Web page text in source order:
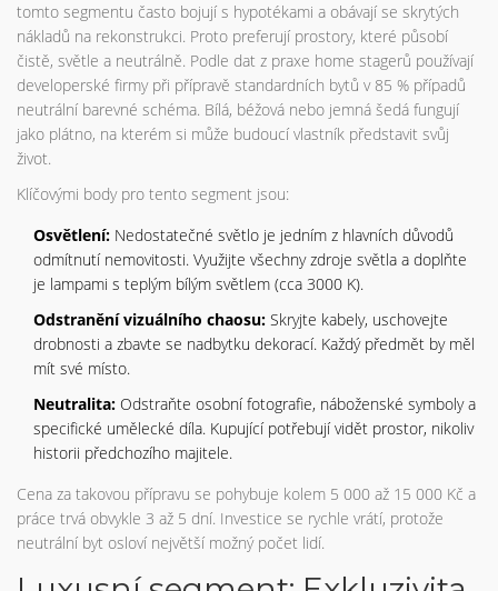
tomto segmentu často bojují s hypotékami a obávají se skrytých
nákladů na rekonstrukci. Proto preferují prostory, které působí
čistě, světle a neutrálně. Podle dat z praxe home stagerů používají
developerské firmy při přípravě standardních bytů v 85 % případů
neutrální barevné schéma. Bílá, béžová nebo jemná šedá fungují
jako plátno, na kterém si může budoucí vlastník představit svůj
život.
Klíčovými body pro tento segment jsou:
Osvětlení: Nedostatečné světlo je jedním z hlavních důvodů
odmítnutí nemovitosti. Využijte všechny zdroje světla a doplňte
je lampami s teplým bílým světlem (cca 3000 K).
Odstranění vizuálního chaosu: Skryjte kabely, uschovejte
drobnosti a zbavte se nadbytku dekorací. Každý předmět by měl
mít své místo.
Neutralita: Odstraňte osobní fotografie, náboženské symboly a
specifické umělecké díla. Kupující potřebují vidět prostor, nikoliv
historii předchozího majitele.
Cena za takovou přípravu se pohybuje kolem 5 000 až 15 000 Kč a
práce trvá obvykle 3 až 5 dní. Investice se rychle vrátí, protože
neutrální byt osloví největší možný počet lidí.